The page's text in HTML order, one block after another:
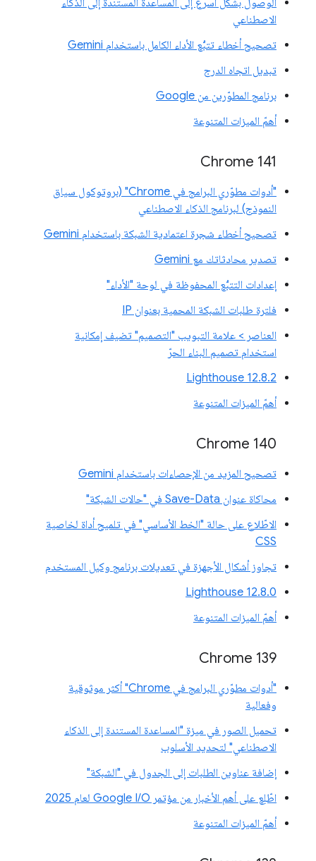
الاصطناعي
تصحيح أخطاء تتبُّع الأداء الكامل باستخدام Gemini
تبديل اتجاه الدرج
برنامج المطوّرين من Google
أهمّ الميزات المتنوعة
‫Chrome 141
"أدوات مطوّري البرامج في Chrome" (بروتوكول سياق
النموذج) لبرنامج الذكاء الاصطناعي
تصحيح أخطاء شجرة اعتمادية الشبكة باستخدام Gemini
تصدير محادثاتك مع Gemini
إعدادات التتبُّع المحفوظة في لوحة "الأداء"
فلترة طلبات الشبكة المحمية بعنوان IP
العناصر > علامة التبويب "التصميم" تضيف إمكانية
استخدام تصميم البناء الحرّ
‫Lighthouse 12.8.2
أهمّ الميزات المتنوعة
Chrome 140
تصحيح المزيد من الإحصاءات باستخدام Gemini
محاكاة عنوان Save-Data في "حالات الشبكة"
الاطّلاع على حالة "الخط الأساسي" في تلميح أداة لخاصية
CSS
تجاوز أشكال الأجهزة في تعديلات برنامج وكيل المستخدم
‫Lighthouse 12.8.0
أهمّ الميزات المتنوعة
‫Chrome 139
"أدوات مطوّري البرامج في Chrome" أكثر موثوقية
وفعالية
تحميل الصور في ميزة "المساعدة المستندة إلى الذكاء
الاصطناعي" لتحديد الأسلوب
إضافة عناوين الطلبات إلى الجدول في "الشبكة"
اطّلِع على أهم الأخبار من مؤتمر Google I/O لعام 2025
أهمّ الميزات المتنوعة